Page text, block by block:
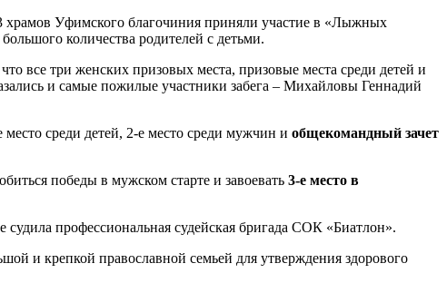
храмов Уфимского благочиния приняли участие в «Лыжных
количества родителей с детьми.
все три женских призовых места, призовые места среди детей и
и самые пожилые участники забега – Михайловы Геннадий
место среди детей, 2-е место среди мужчин и общекомандный зачет
победы в мужском старте и завоевать 3-е место в
профессиональная судейская бригада СОК «Биатлон».
и крепкой православной семьей для утверждения здорового